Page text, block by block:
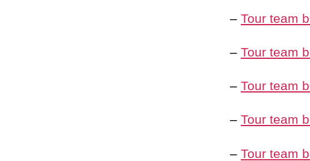
– Tour team
– Tour team
– Tour team
– Tour team
– Tour team